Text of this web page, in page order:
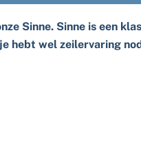
Sinne. Sinne is een
hebt wel zeilervaring